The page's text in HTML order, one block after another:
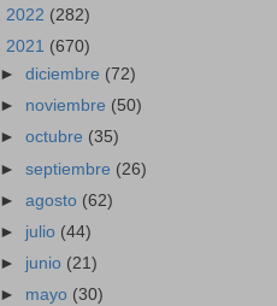
2022 (282)
2021 (670)
►diciembre (72)
► noviembre (50)
►octubre (35)
►septiembre (26)
►agosto (62)
► julio (44)
► junio (21)
► mayo (30)